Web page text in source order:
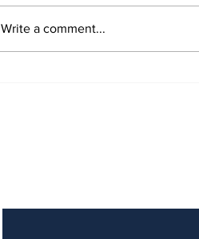
Write a comment...